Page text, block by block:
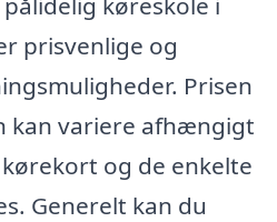
prisvenlige og
Prisen
kan variere afhængigt
og de enkelte
Generelt kan du